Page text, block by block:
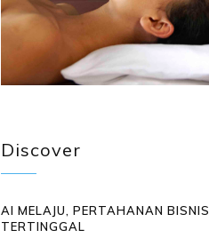
Discover
AI MELAJU, PERTAHANAN BISNIS
TERTINGGAL